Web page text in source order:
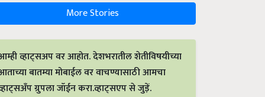
More Stories
व्हाट्सअप वर आहोत. देशभरातील शेतीविषयीच्या
बातम्या मोबाईल वर वाचण्यासाठी आमचा
ग्रुपला जॉईन करा.व्हाट्सएप से जुड़ें.